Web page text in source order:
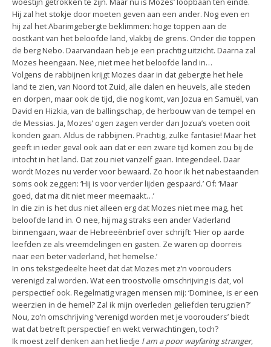
Hij zal het stokje door moeten geven aan een ander. Nog even en
hij zal het Abarimgebergte beklimmen: hoge toppen aan de
oostkant van het beloofde land, vlakbij de grens. Onder die toppen
de berg Nebo. Daarvandaan heb je een prachtig uitzicht. Daarna zal
Mozes heengaan. Nee, niet mee het beloofde land in…
Volgens de rabbijnen krijgt Mozes daar in dat gebergte het hele
land te zien, van Noord tot Zuid, alle dalen en heuvels, alle steden
en dorpen, maar ook de tijd, die nog komt, van Jozua en Samuël, van
David en Hizkia, van de ballingschap, de herbouw van de tempel en
de Messias. Ja, Mozes’ ogen zagen verder dan Jozua’s voeten ooit
konden gaan. Aldus de rabbijnen. Prachtig, zulke fantasie! Maar het
geeft in ieder geval ook aan dat er een zware tijd komen zou bij de
intocht in het land. Dat zou niet vanzelf gaan. Integendeel. Daar
wordt Mozes nu verder voor bewaard. Zo hoor ik het nabestaanden
soms ook zeggen: ‘Hij is voor verder lijden gespaard.’ Of: ‘Maar
goed, dat ma dit niet meer meemaakt…’
In die zin is het dus niet alleen erg dat Mozes niet mee mag, het
beloofde land in. O nee, hij mag straks een ander Vaderland
binnengaan, waar de Hebreeënbrief over schrijft: ‘Hier op aarde
leefden ze als vreemdelingen en gasten. Ze waren op doorreis
naar een beter vaderland, het hemelse.’
In ons tekstgedeelte heet dat dat Mozes met z’n voorouders
verenigd zal worden. Wat een troostvolle omschrijving is dat, vol
perspectief ook. Regelmatig vragen mensen mij: ‘Dominee, is er een
weerzien in de hemel? Zal ik mijn overleden geliefden terugzien?’
Nou, zo’n omschrijving ‘verenigd worden met je voorouders’ biedt
wat dat betreft perspectief en wekt verwachtingen, toch?
Ik moest zelf denken aan het liedje I am a poor wayfaring stranger,